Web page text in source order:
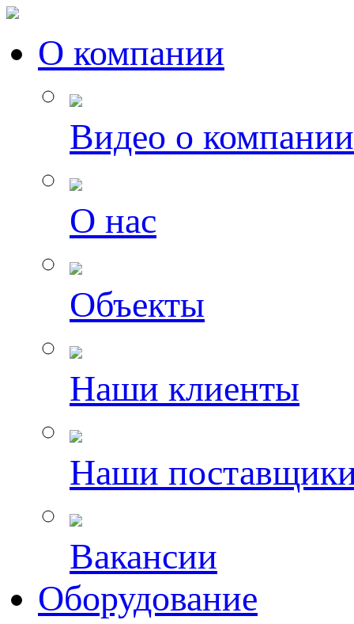
О компании
Видео о компании
О нас
Объекты
Наши клиенты
Наши
Вакансии
Оборудование